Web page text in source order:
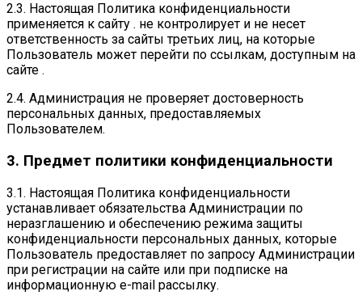
2.3. Настоящая Политика конфиденциальности
применяется к сайту . не контролирует и не несет
ответственность за сайты третьих лиц, на которые
Пользователь может перейти по ссылкам, доступным на
сайте .
2.4. Администрация не проверяет достоверность
персональных данных, предоставляемых
Пользователем.
3. Предмет политики конфиденциальности
3.1. Настоящая Политика конфиденциальности
устанавливает обязательства Администрации по
неразглашению и обеспечению режима защиты
конфиденциальности персональных данных, которые
Пользователь предоставляет по запросу Администрации
при регистрации на сайте или при подписке на
информационную e-mail рассылку.